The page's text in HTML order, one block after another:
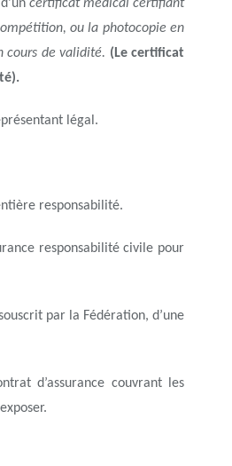
certificat médical certifiant
ou la photocopie en
cours de validité. (Le certificat
légal.
responsabilité.
responsabilité civile pour
par la Fédération, d’une
d’assurance couvrant les